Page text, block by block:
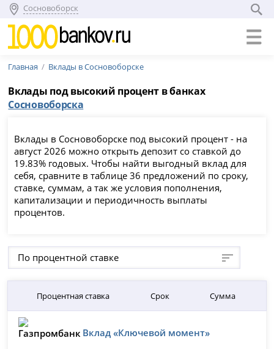
Сосновоборск
Главная Вклады в Сосновоборске
Вклады под высокий процент в банках
Сосновоборска
Вклады в Сосновоборске под высокий процент - на
август 2026 можно открыть депозит со ставкой до
19.83% годовых. Чтобы найти выгодный вклад для
себя, сравните в таблице 36 предложений по сроку,
ставке, суммам, а так же условия пополнения,
капитализации и периодичность выплаты
процентов.
По процентной ставке
Процентная ставка Срок Сумма
Вклад «Ключевой момент»